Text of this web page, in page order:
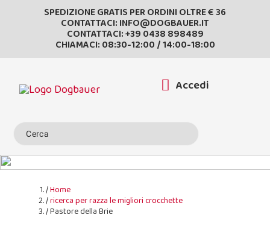
SPEDIZIONE GRATIS PER ORDINI OLTRE € 36
CONTATTACI: INFO@DOGBAUER.IT
CONTATTACI:+39 0438 898489
CHIAMACI: 08:30-12:00 / 14:00-18:00
Accedi
Home
ricerca per razza le migliori crocchette
Pastore della Brie